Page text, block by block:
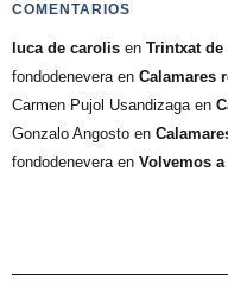
COMENTARIOS
luca de carolis en Trintxat
fondodeneveraen Calamares
Carmen Pujol Usandizagaen
Gonzalo Angosto en
fondodeneveraen Volvemos